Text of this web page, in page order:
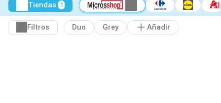
Tiendas 1
Filtros Duo Grey Añadir